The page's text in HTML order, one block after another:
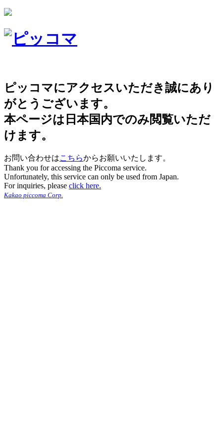
ピッコマにアクセスいただき誠にあり
がとうございます。
本ページは日本国内でのみ閲覧いただ
けます。
お問い合わせはこちらからお願いいたします。
Thank you for accessing the Piccoma service.
Unfortunately, this service can only be used from Japan.
For inquiries, please click here.
Kakao piccoma Corp.